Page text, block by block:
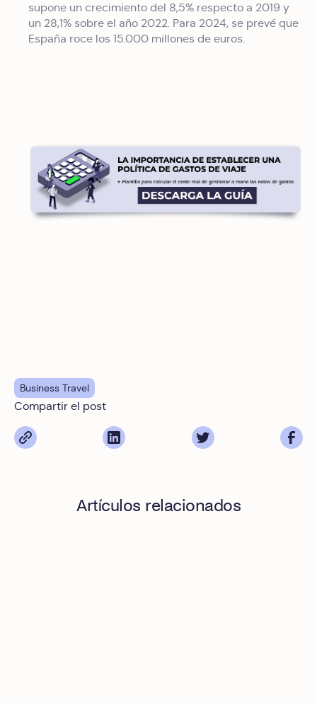
Compartir el post
supone un crecimiento del 8,5% respecto a 2019 y
un 28,1% sobre el año 2022. Para 2024, se prevé que
España roce los 15.000 millones de euros.
Business Travel
Artículos relacionados